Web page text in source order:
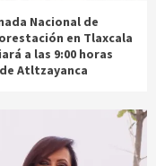
Nacional de
en Tlaxcala
a las 9:00 horas
Atltzayanca